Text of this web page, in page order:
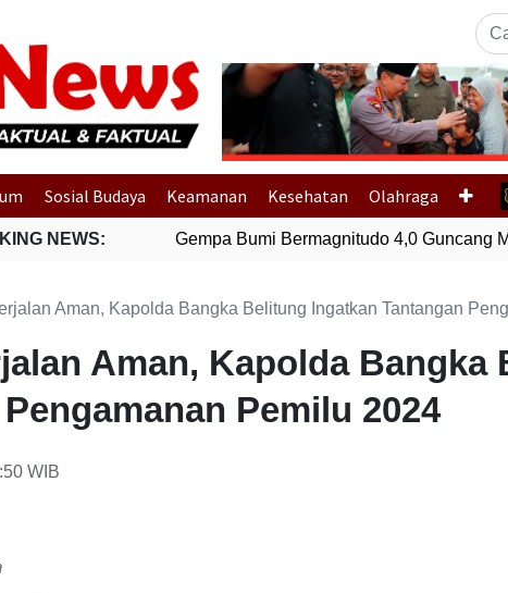
Previous
Sosial Budaya Keamanan Kesehatan Olahraga
NEWS: Gempa Bumi Bermagnitudo 4,0 Guncang
Aman, Kapolda Bangka Belitung Ingatkan Tantangan
Aman, Kapolda Bangka
Pemilu 2024
WIB